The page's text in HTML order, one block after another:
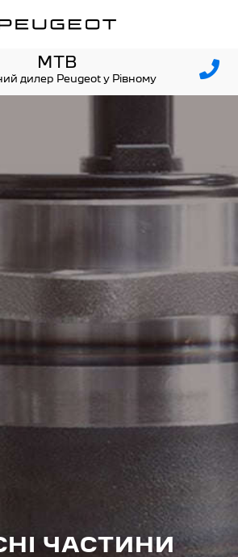
МТВ
дилер Peugeot у Рівному
ЧАСТИНИ